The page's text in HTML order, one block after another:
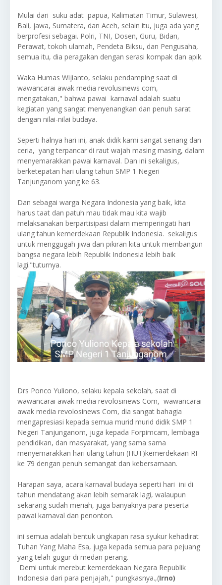
Mulai dari suku adat papua, Kalimatan Timur, Sulawesi,
Bali, jawa, Sumatera, dan Aceh, selain itu, juga ada yang
berprofesi sebagai. Polri, TNI, Dosen, Guru, Bidan,
Perawat, tokoh ulamah, Pendeta Biksu, dan Pengusaha,
semua itu, dia peragakan dengan serasi kompak dan apik.
Waka Humas Wijianto, selaku pendamping saat di
wawancarai awak media revolusinews com,
mengatakan," bahwa pawai karnaval adalah suatu
kegiatan yang sangat menyenangkan dan penuh sarat
dengan nilai-nilai budaya.
Seperti halnya hari ini, anak didik kami sangat senang dan
ceria, yang terpancar di raut wajah masing masing, dalam
menyemarakkan pawai karnaval. Dan ini sekaligus,
berketepatan hari ulang tahun SMP 1 Negeri
Tanjunganom yang ke 63.
Dan sebagai warga Negara Indonesia yang baik, kita
harus taat dan patuh mau tidak mau kita wajib
melaksanakan berpartisipasi dalam memperingati hari
ulang tahun kemerdekaan Republik Indonesia. sekaligus
untuk menggugah jiwa dan pikiran kita untuk membangun
bangsa negara lebih Republik Indonesia lebih baik
lagi."tuturnya.
Drs Ponco Yuliono, selaku kepala sekolah, saat di
wawancarai awak media revolosinews Com, wawancarai
awak media revolosinews Com, dia sangat bahagia
mengapresiasi kepada semua murid murid didik SMP 1
Negeri Tanjunganom, juga kepada Forpimcam, lembaga
pendidikan, dan masyarakat, yang sama sama
menyemarakkan hari ulang tahun (HUT)kemerdekaan RI
ke 79 dengan penuh semangat dan kebersamaan.
Harapan saya, acara karnaval budaya seperti hari ini di
tahun mendatang akan lebih semarak lagi, walaupun
sekarang sudah meriah, juga banyaknya para peserta
pawai karnaval dan penonton.
ini semua adalah bentuk ungkapan rasa syukur kehadirat
Tuhan Yang Maha Esa, juga kepada semua para pejuang
yang telah gugur di medan perang.
Demi untuk merebut kemerdekaan Negara Republik
Indonesia dari para penjajah," pungkasnya.,(Irno)